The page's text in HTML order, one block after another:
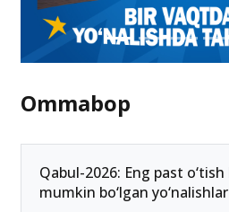
Ommabop